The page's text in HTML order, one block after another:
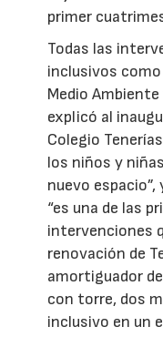
primer
Todas las
inclusivos como
Medio
explicó al
Colegio
los niños y
nuevo
“es una de las
intervenciones
renovación de
amortiguador
con torre, dos
inclusivo en un